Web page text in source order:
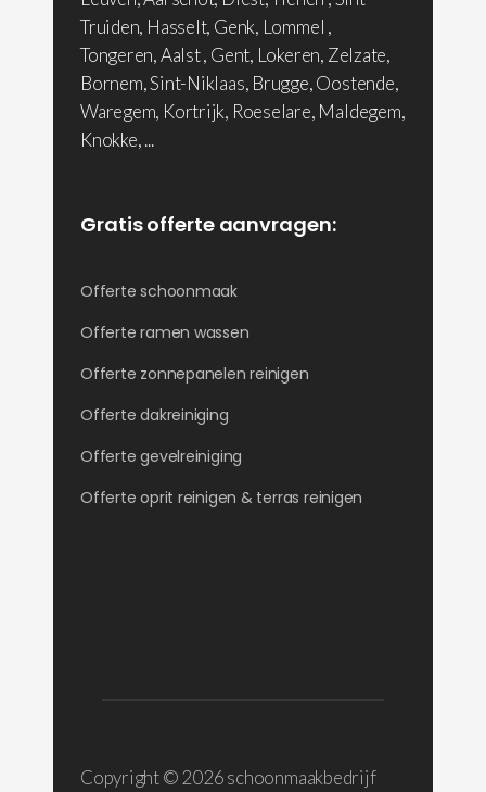
Truiden, Hasselt, Genk, Lommel ,
Tongeren, Aalst , Gent, Lokeren, Zelzate,
Bornem, Sint-Niklaas, Brugge, Oostende,
Waregem, Kortrijk, Roeselare, Maldegem,
Knokke, ...
Gratis offerte aanvragen:
Offerte schoonmaak
Offerte ramen wassen
Offerte zonnepanelen reinigen
Offerte dakreiniging
Offerte gevelreiniging
Offerte oprit reinigen & terras reinigen
Copyright © 2026 schoonmaakbedrijf